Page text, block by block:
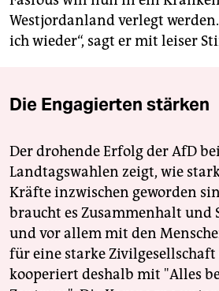
Westjordanland verlegt werden.
ich wieder“, sagt er mit leiser
Die Engagierten stärken
Der drohende Erfolg der AfD
Landtagswahlen zeigt, wie
Kräfte inzwischen geworden
braucht es Zusammenhalt und
und vor allem mit den
für eine starke Zivilgesellschaft
kooperiert deshalb mit "Alles